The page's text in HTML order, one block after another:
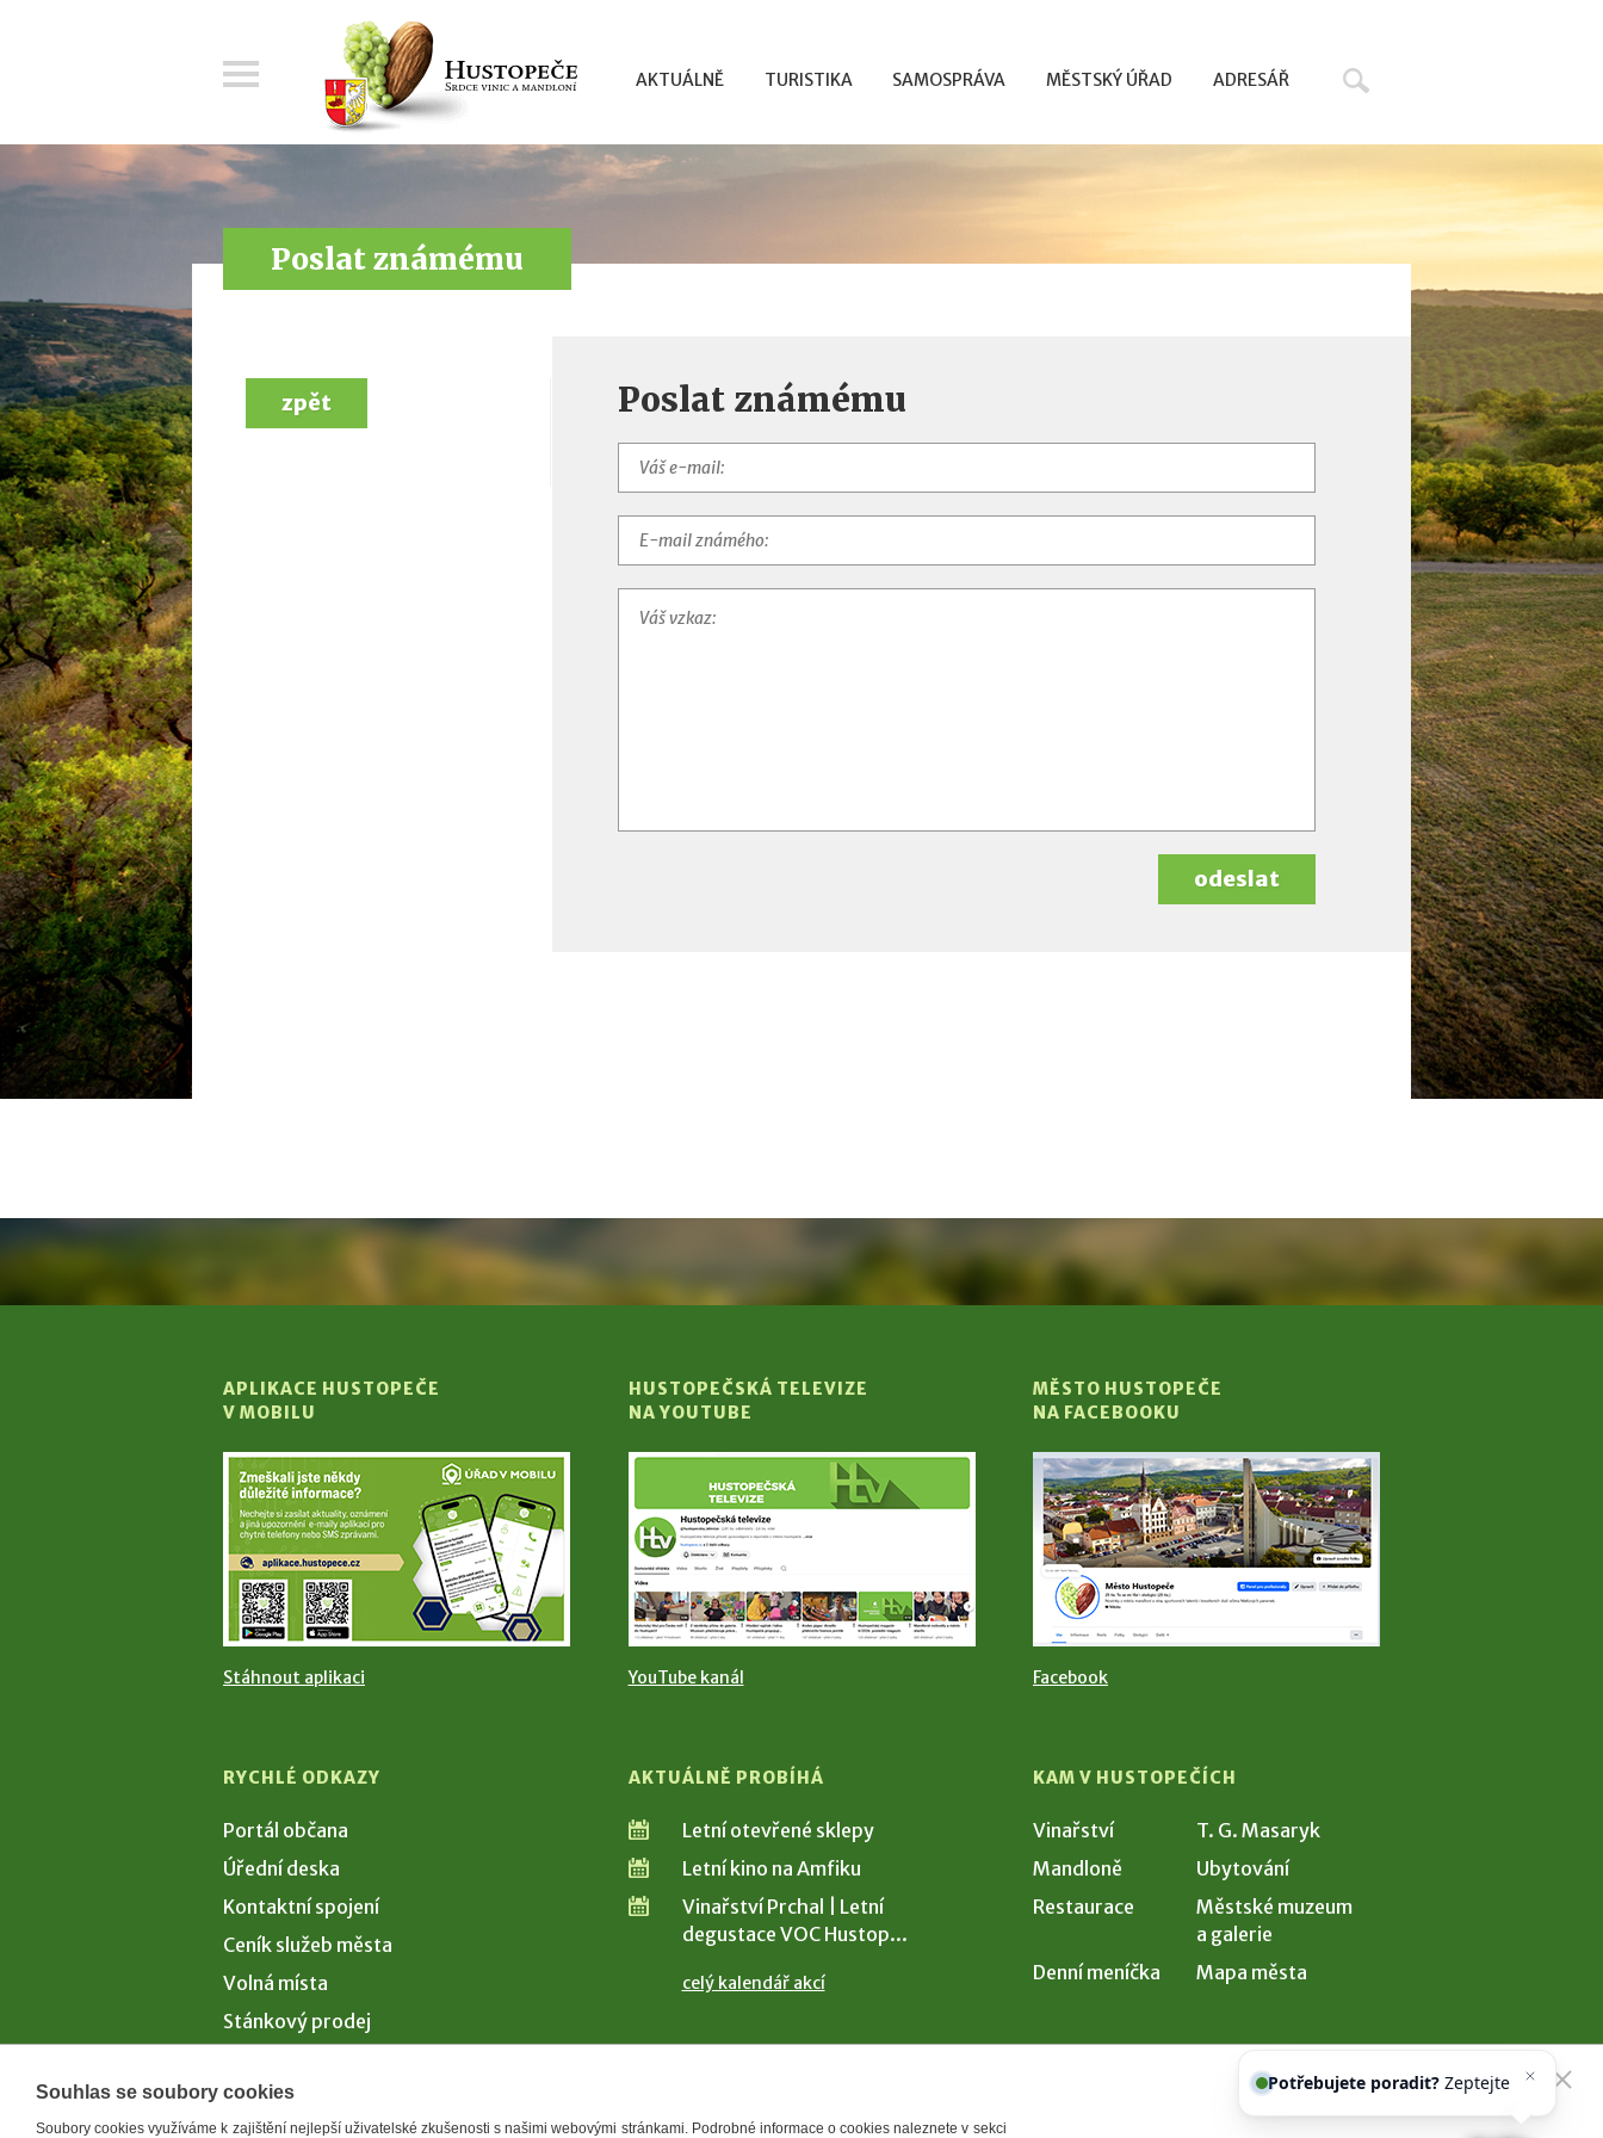
AKTUÁLNĚ TURISTIKA SAMOSPRÁVA MĚSTSKÝ ÚŘAD ADRESÁŘ
Poslat známému
Poslat známému
odeslat
zpět
APLIKACE HUSTOPEČE
V MOBILU
Stáhnout aplikaci
HUSTOPEČSKÁ TELEVIZE
NA YOUTUBE
YouTube kanál
MĚSTO HUSTOPEČE
NA FACEBOOKU
Facebook
RYCHLÉ ODKAZY
Portál občana
Úřední deska
Kontaktní spojení
Ceník služeb města
Volná místa
Stánkový prodej
AKTUÁLNĚ PROBÍHÁ
Letní otevřené sklepy
Letní kino na Amfiku
Vinařství Prchal | Letní
degustace VOC Hustop...
celý kalendář akcí
KAM V HUSTOPEČÍCH
Vinařství
T. G. Masaryk
Mandloně
Ubytování
Restaurace
Městské muzeum
a galerie
Denní meníčka
Mapa města
Souhlas se soubory cookies
Soubory cookies využíváme k zajištění nejlepší uživatelské zkušenosti s našimi webovými stránkami. Podrobné informace o cookies naleznete v sekci
našeho asistentaCh